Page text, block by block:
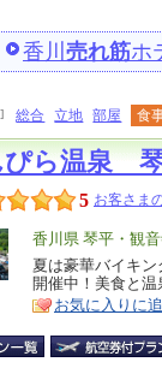
香川 売れ筋ホ
総合 立地 部屋 食
ぴら温泉
5 お客さま
エ
リ
ア
香川県 琴平・観
特
徴
夏は豪華バイキ
開催中！美食と
お気に入りに